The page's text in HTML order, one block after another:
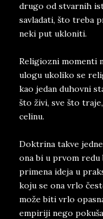
drugo od stvarnih
savladati, što treba
neki put ukloniti.
Religiozni momenti
ulogu ukoliko se
kao jedan duhovni
što živi, sve što
celinu.
Doktrina takve
ona bi u prvom
primena ideja u
koju se ona vrlo
može biti vrlo
empiriji nego